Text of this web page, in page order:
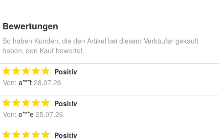
Bewertungen
So haben Kunden, die den Artikel bei diesem Verkäufer gekauft
haben, den Kauf bewertet.
Positiv
Von: a***t 28.07.26
Positiv
Von: o***e 25.07.26
Positiv